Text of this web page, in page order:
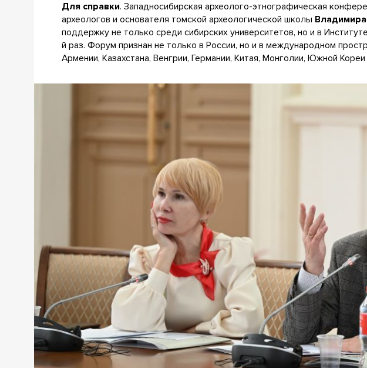
Для справки. Западносибирская археолого-этнографическая
археологов и основателя томской археологической школы
поддержку не только среди сибирских университетов, но и в
й раз. Форум признан не только в России, но и в международном
Армении, Казахстана, Венгрии, Германии, Китая, Монголии, Южной